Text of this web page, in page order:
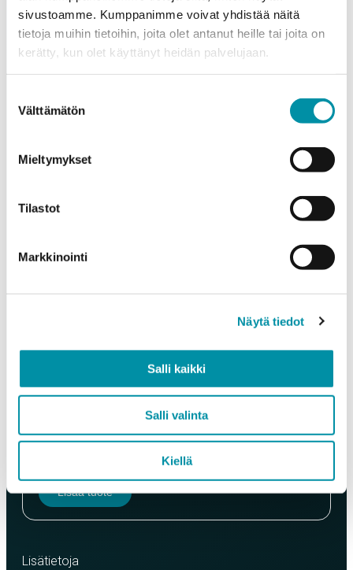
sivustoamme. Kumppanimme voivat yhdistää näitä
tietoja muihin tietoihin, joita olet antanut heille tai joita on
kerätty, kun olet käyttänyt heidän palvelujaan.
valinta
Välttämätön
Mieltymykset
Tilastot
Markkinointi
Näytä tiedot
Salli kaikki
Salli valinta
Kiellä
Puhelinnumero
Valitse tuote ja syötä tilauksen määrä metreinä. Huomioithan, että
Tuote*
EN AW-6063 (min. 250kg)
Lisää tuote
Lisätietoja